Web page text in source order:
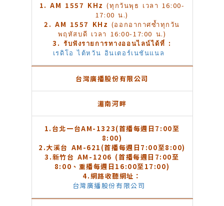
1. AM 1557 KHz(ทุกวันพุธ เวลา 16:00-
17:00 น.)
2. AM 1557 KHz (ออกอากาศซ้ำทุกวัน
พฤหัสบดี เวลา 16:00-17:00 น.)
3. รับฟังรายการทางออนไลน์ได้ที่ :
เรดิโอ ไต้หวัน อินเตอร์เนชันแนล
台灣廣播股份有限公司
湄南河畔
1. 台北一台AM-1323(首播每週日7:00至
8:00)
2.大溪台 AM-621(首播每週日7:00至8:00)
3.新竹台 AM-1206 (首播每週日7:00至
8:00、重播每週日16:00至17:00)
4.網路收聽網址：
台灣廣播股份有限公司